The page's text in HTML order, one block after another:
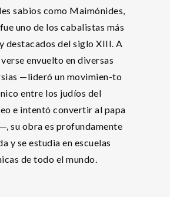
sabios como Maimónides,
uno de los cabalistas más
destacados del siglo XIII. A
envuelto en diversas
—lideró un movimien-to
entre los judíos del
e intentó convertir al papa
su obra es profundamente
y se estudia en escuelas
de todo el mundo.